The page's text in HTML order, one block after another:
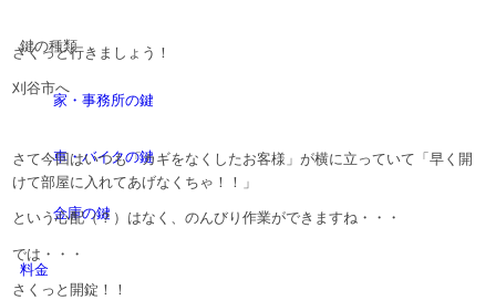
鍵の種類
家・事務所の鍵
車・バイクの鍵
金庫の鍵
料金
さくっと行きましょう！
刈谷市へ
さて今回はいつも「カギをなくしたお客様」が横に立っていて「早く開
けて部屋に入れてあげなくちゃ！！」
という心配（？）はなく、のんびり作業ができますね・・・
では・・・
さくっと開錠！！